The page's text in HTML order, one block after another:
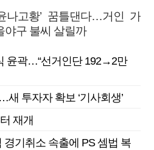
나고황’ 꿈틀댄다…거인 가
야구 불씨 살릴까
윤곽…“선거인단 192→2만
투자자 확보 ‘기사회생’
재개
기취소 속출에 PS 셈법 복